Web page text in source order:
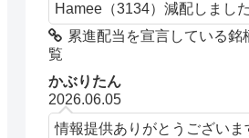
Hamee（3134）減配しました
累進配当を宣言している銘
覧
かぶりたん
2026.06.05
情報提供ありがとうございま